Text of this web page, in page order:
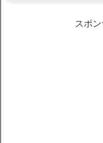
スポ